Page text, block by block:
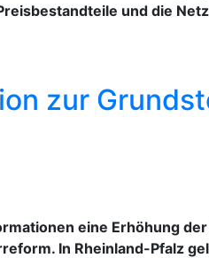
und die
zur
eine Erhöhung
In Rheinland-Pfalz